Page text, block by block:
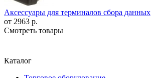
Аксессуары для терминалов сбора данных
от 2963 р.
Смотреть товары
Каталог